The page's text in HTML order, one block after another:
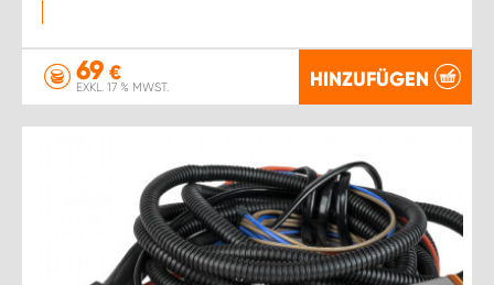
69 €
EXKL. 17 % MWST. HINZUFÜGEN